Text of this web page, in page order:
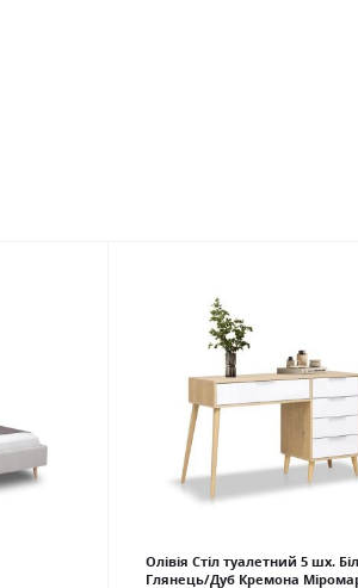
Олівія Стіл туалетний 5 шх.
Глянець/Дуб Кремона